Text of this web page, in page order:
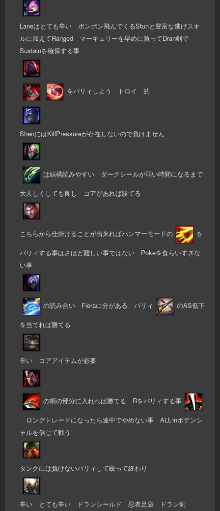
Laneはとても辛い ポンポン飛んでくるStunと豊富な逃げスキ
ルに加えてRanged マーキュリーを早めに買ってDran剣で
Sustainを確保する事
をパリィしよう トロイ 的
ShenにはKillPressureが存在しないので負けません
は結構読みやすい ダークシールが弱い時間になるまで
大人しくしても良し コアがあれば勝てる
こちらから仕掛けることが出来ればハンマーモードの を
パリィする事はさほど難しい事ではない Pokeを食らいすぎな
い事
の読み合い Fioraに分がある パリィ のAS低下
を当てれば勝てる
辛い コアアイテムが必要
の柄の部分に入れれば勝てる Rをパリィする事
ロングトレードになったら途中でやめない事 ALL-inポテンシ
ャルを信じて戦う
タンクには負けないパリィして殴って終わり
辛い とても辛い ドランシールド 忍者足袋 ドラン剣